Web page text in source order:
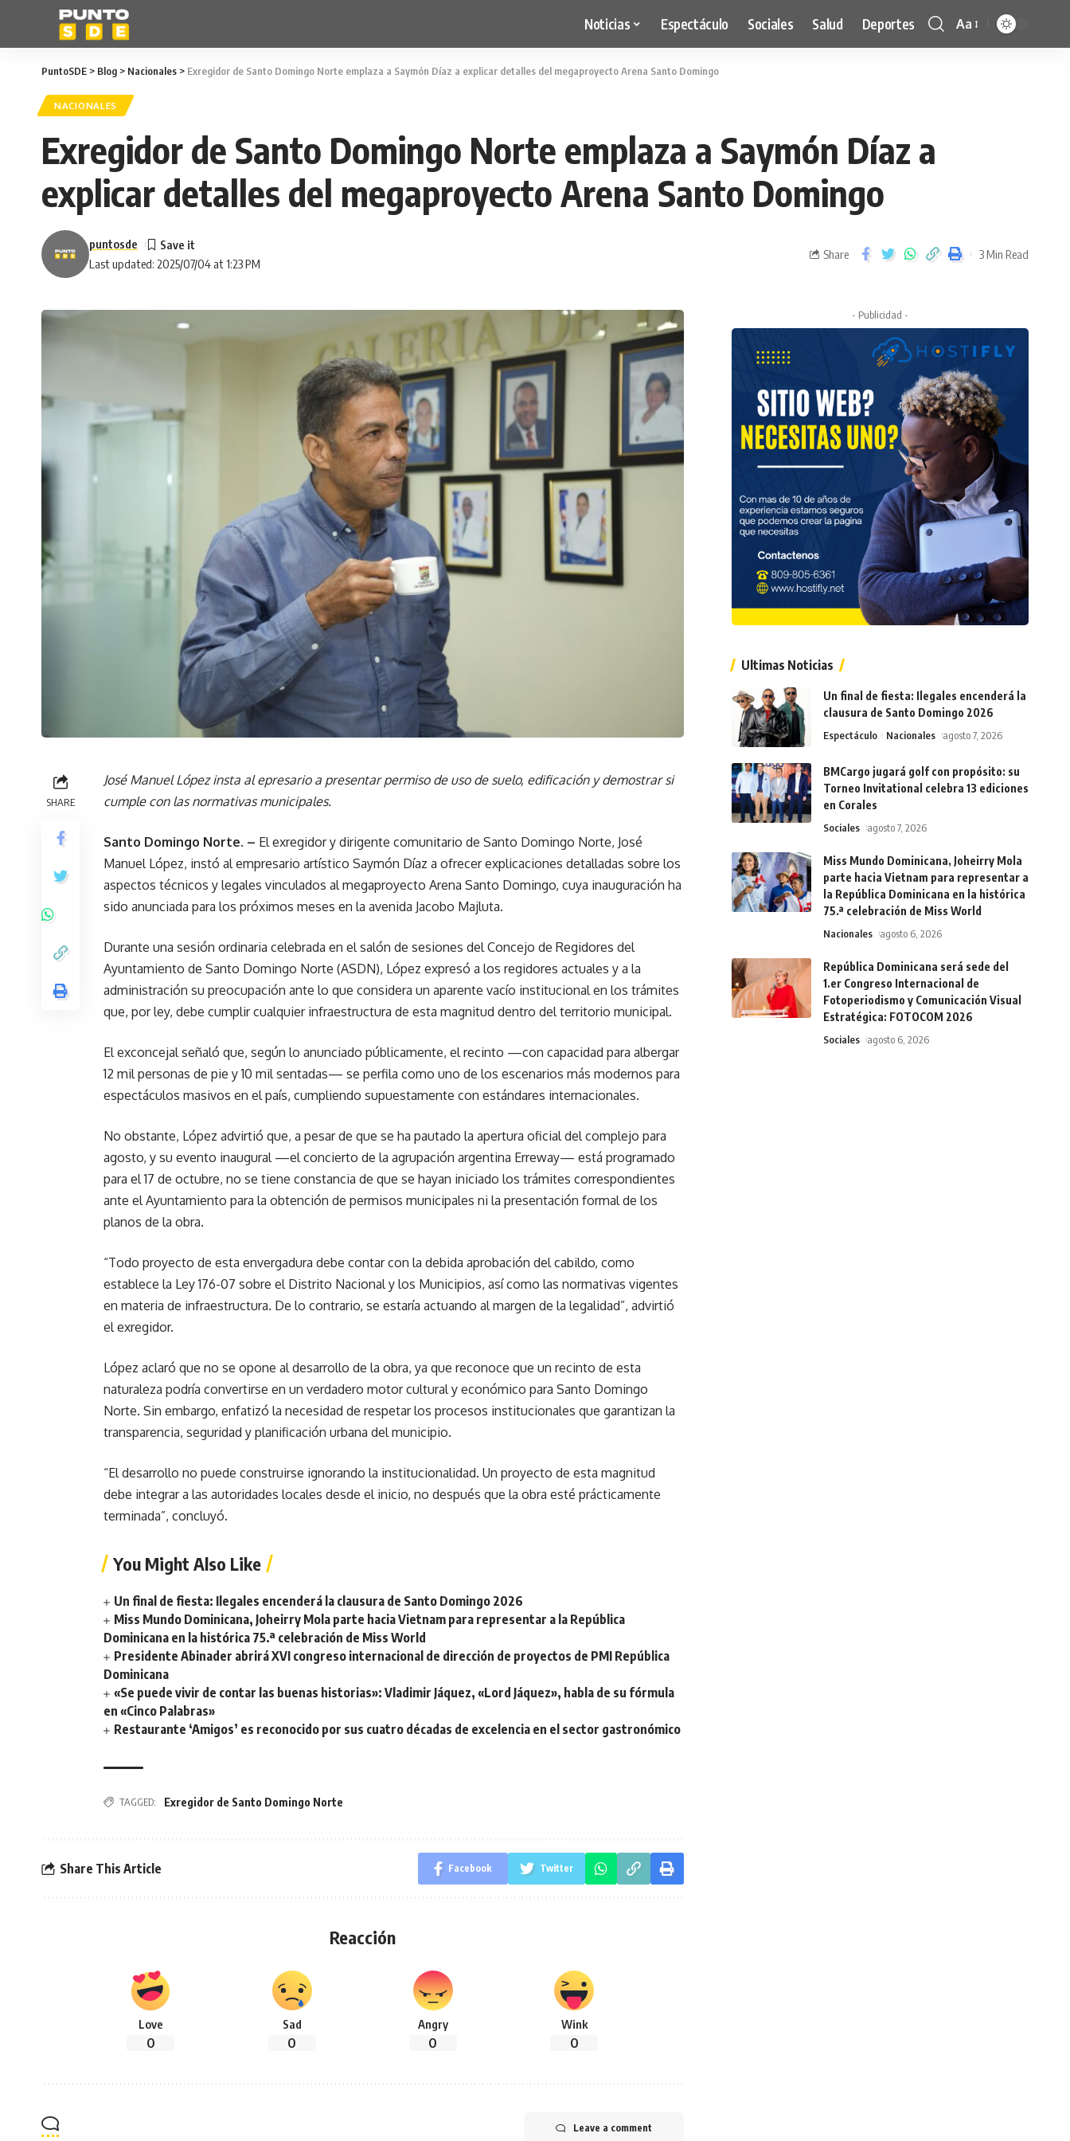
Noticias Espectáculo Sociales Salud Deportes Aa
PuntoSDE > Blog > Nacionales > Exregidor de Santo Domingo Norte emplaza a Saymón Díaz a explicar detalles del megaproyecto Arena Santo Domingo
NACIONALES
Exregidor de Santo Domingo Norte emplaza a Saymón Díaz a
explicar detalles del megaproyecto Arena Santo Domingo
Last updated: 2025/07/04 at 1:23 PM
puntosde
Share 3 Min Read
SHARE
José Manuel López insta al epresario a presentar permiso de uso de suelo, edificación y demostrar si
cumple con las normativas municipales.
Santo Domingo Norte. – El exregidor y dirigente comunitario de Santo Domingo Norte, José
Manuel López, instó al empresario artístico Saymón Díaz a ofrecer explicaciones detalladas sobre los
aspectos técnicos y legales vinculados al megaproyecto Arena Santo Domingo, cuya inauguración ha
sido anunciada para los próximos meses en la avenida Jacobo Majluta.
Durante una sesión ordinaria celebrada en el salón de sesiones del Concejo de Regidores del
Ayuntamiento de Santo Domingo Norte (ASDN), López expresó a los regidores actuales y a la
administración su preocupación ante lo que considera un aparente vacío institucional en los trámites
que, por ley, debe cumplir cualquier infraestructura de esta magnitud dentro del territorio municipal.
El exconcejal señaló que, según lo anunciado públicamente, el recinto —con capacidad para albergar
12 mil personas de pie y 10 mil sentadas— se perfila como uno de los escenarios más modernos para
espectáculos masivos en el país, cumpliendo supuestamente con estándares internacionales.
No obstante, López advirtió que, a pesar de que se ha pautado la apertura oficial del complejo para
agosto, y su evento inaugural —el concierto de la agrupación argentina Erreway— está programado
para el 17 de octubre, no se tiene constancia de que se hayan iniciado los trámites correspondientes
ante el Ayuntamiento para la obtención de permisos municipales ni la presentación formal de los
planos de la obra.
“Todo proyecto de esta envergadura debe contar con la debida aprobación del cabildo, como
establece la Ley 176-07 sobre el Distrito Nacional y los Municipios, así como las normativas vigentes
en materia de infraestructura. De lo contrario, se estaría actuando al margen de la legalidad”, advirtió
el exregidor.
López aclaró que no se opone al desarrollo de la obra, ya que reconoce que un recinto de esta
naturaleza podría convertirse en un verdadero motor cultural y económico para Santo Domingo
Norte. Sin embargo, enfatizó la necesidad de respetar los procesos institucionales que garantizan la
transparencia, seguridad y planificación urbana del municipio.
“El desarrollo no puede construirse ignorando la institucionalidad. Un proyecto de esta magnitud
debe integrar a las autoridades locales desde el inicio, no después que la obra esté prácticamente
terminada”, concluyó.
You Might Also Like
Un final de fiesta: Ilegales encenderá la clausura de Santo Domingo 2026
Miss Mundo Dominicana, Joheirry Mola parte hacia Vietnam para representar a la República
Dominicana en la histórica 75.ª celebración de Miss World
Presidente Abinader abrirá XVI congreso internacional de dirección de proyectos de PMI República
Dominicana
«Se puede vivir de contar las buenas historias»: Vladimir Jáquez, «Lord Jáquez», habla de su fórmula
en «Cinco Palabras»
Restaurante ‘Amigos’ es reconocido por sus cuatro décadas de excelencia en el sector gastronómico
TAGGED: Exregidor de Santo Domingo Norte
Share This Article Facebook Twitter
Reacción
Love
0
Sad
0
Angry
0
Wink
0
Leave a comment
- Publicidad -
Ultimas Noticias
Un final de fiesta: Ilegales encenderá la
clausura de Santo Domingo 2026
Espectáculo Nacionales agosto 7, 2026
BMCargo jugará golf con propósito: su
Torneo Invitational celebra 13 ediciones
en Corales
Sociales agosto 7, 2026
Miss Mundo Dominicana, Joheirry Mola
parte hacia Vietnam para representar a
la República Dominicana en la histórica
75.ª celebración de Miss World
Nacionales agosto 6, 2026
República Dominicana será sede del
1.er Congreso Internacional de
Fotoperiodismo y Comunicación Visual
Estratégica: FOTOCOM 2026
Sociales agosto 6, 2026